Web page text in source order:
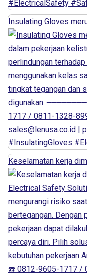
Insulating Gloves
Keselamatan kerja